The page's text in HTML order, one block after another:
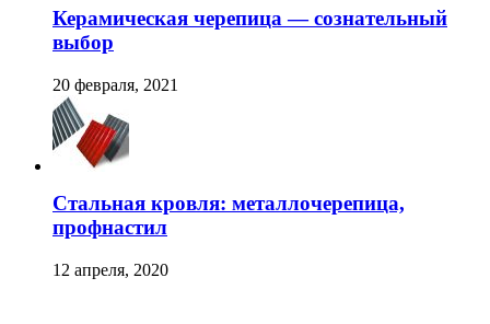
Керамическая черепица — сознательный
выбор
20 февраля, 2021
Стальная кровля: металлочерепица,
профнастил
12 апреля, 2020